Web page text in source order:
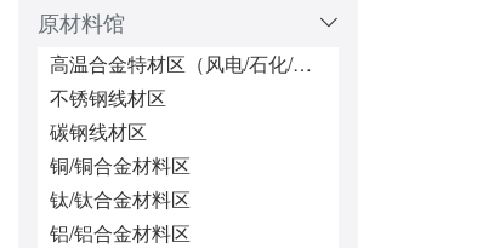
原材料馆
高温合金特材区（风电/石化/核电）
不锈钢线材区
碳钢线材区
铜/铜合金材料区
钛/钛合金材料区
铝/铝合金材料区